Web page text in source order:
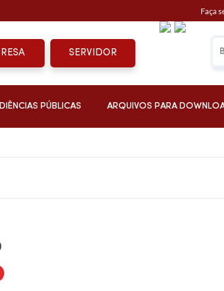
Faça
SERVIDOR
PÚBLICAS ARQUIVOS PARA